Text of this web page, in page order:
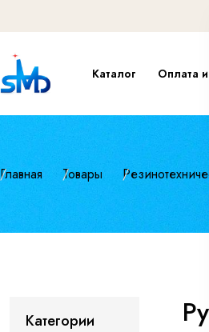
Каталог Оплата и
Главная Товары
Категории